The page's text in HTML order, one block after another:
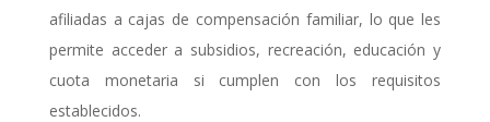
afiliadas a cajas de compensación familiar, lo que les
permite acceder a subsidios, recreación, educación y
cuota monetaria si cumplen con los requisitos
establecidos.